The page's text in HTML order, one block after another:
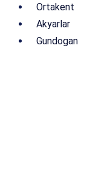
Ortakent
Akyarlar
Gundogan